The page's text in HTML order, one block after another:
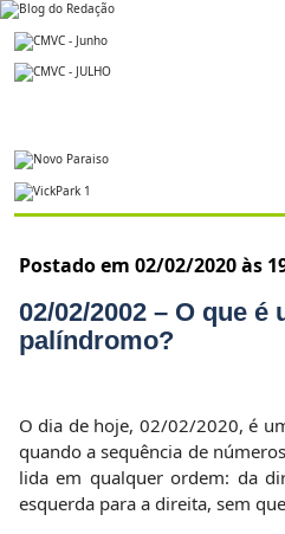
Postado em 02/02/2020 às
02/02/2002 – O que é
palíndromo?
O dia de hoje, 02/02/2020, é
quando a sequência de
lida em qualquer ordem: da
esquerda para a direita, sem